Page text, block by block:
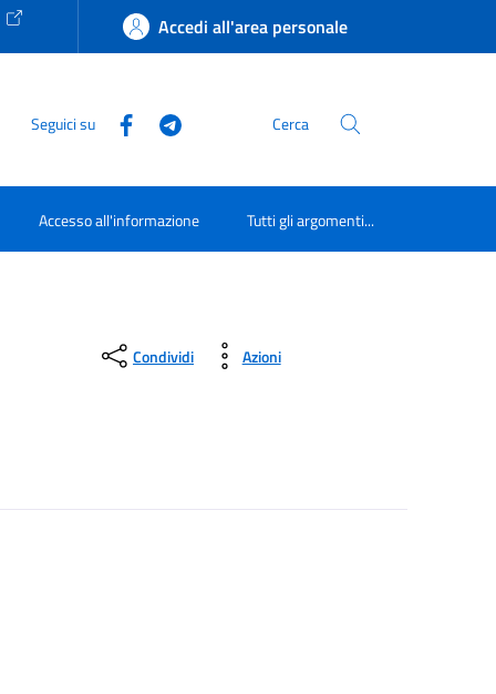
Accedi all'area personale
Seguici su Cerca
Accesso all'informazione Tutti gli argomenti...
Condividi Azioni